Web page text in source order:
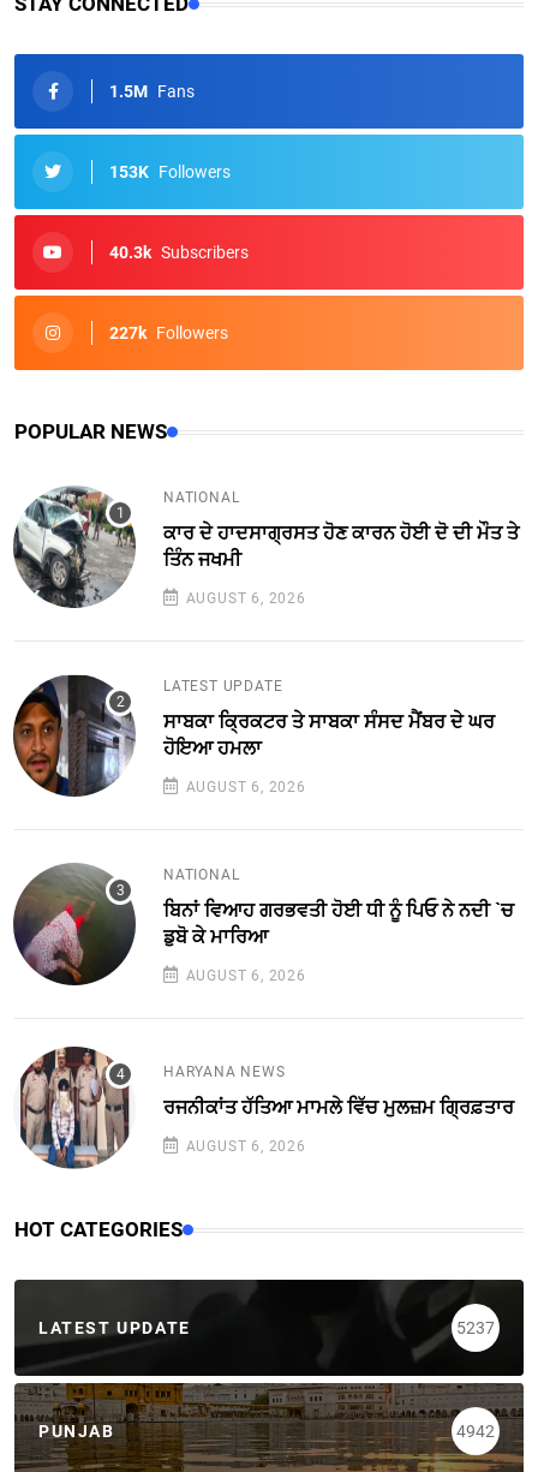
1.5M Fans
153K Followers
40.3k Subscribers
227k Followers
POPULAR NEWS
NATIONAL
ਕਾਰ ਦੇ ਹਾਦਸਾਗ੍ਰਸਤ ਹੋਣ ਕਾਰਨ ਹੋਈ ਦੋ ਦੀ ਮੌਤ ਤੇ
ਤਿੰਨ ਜਖਮੀ
AUGUST 6, 2026
LATEST UPDATE
ਸਾਬਕਾ ਕ੍ਰਿਕਟਰ ਤੇ ਸਾਬਕਾ ਸੰਸਦ ਮੈਂਬਰ ਦੇ ਘਰ
ਹੋਇਆ ਹਮਲਾ
AUGUST 6, 2026
NATIONAL
ਬਿਨਾਂ ਵਿਆਹ ਗਰਭਵਤੀ ਹੋਈ ਧੀ ਨੂੰ ਪਿਓ ਨੇ ਨਦੀ `ਚ
ਡੁਬੋ ਕੇ ਮਾਰਿਆ
AUGUST 6, 2026
HARYANA NEWS
ਰਜਨੀਕਾਂਤ ਹੱਤਿਆ ਮਾਮਲੇ ਵਿੱਚ ਮੁਲਜ਼ਮ ਗ੍ਰਿਫ਼ਤਾਰ
AUGUST 6, 2026
HOT CATEGORIES
LATEST UPDATE 5237
PUNJAB 4942